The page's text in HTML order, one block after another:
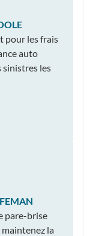
pour les frais
auto
sinistres les
pare-brise
la